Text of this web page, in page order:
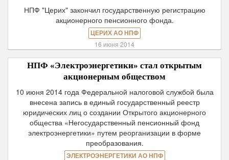
НПФ "Церих" закончил государственную регистрацию
акционерного пенсионного фонда.
ЦЕРИХ АО НПФ
16 июня 2014
НПФ «Электроэнергетики» стал открытым
акционерным обществом
10 июня 2014 года Федеральной налоговой службой была
внесена запись в единый государственный реестр
юридических лиц о создании Открытого акционерного
общества «Негосударственный пенсионный фонд
электроэнергетики» путем реорганизации в форме
преобразования.
ЭЛЕКТРОЭНЕРГЕТИКИ АО НПФ